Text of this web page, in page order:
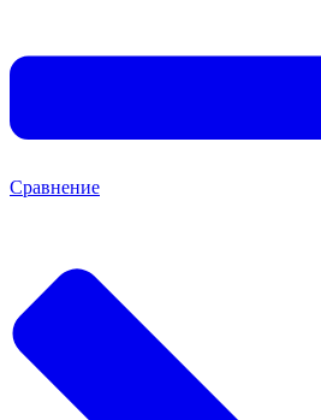
Сравнение